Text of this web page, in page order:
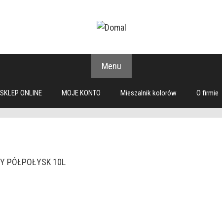
Menu
SKLEP ONLINE MOJE KONTO Mieszalnik kolorów O firmie
PÓŁPOŁYSK 10L